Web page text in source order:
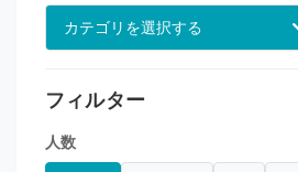
カテゴリを選択する
フィルター
人数